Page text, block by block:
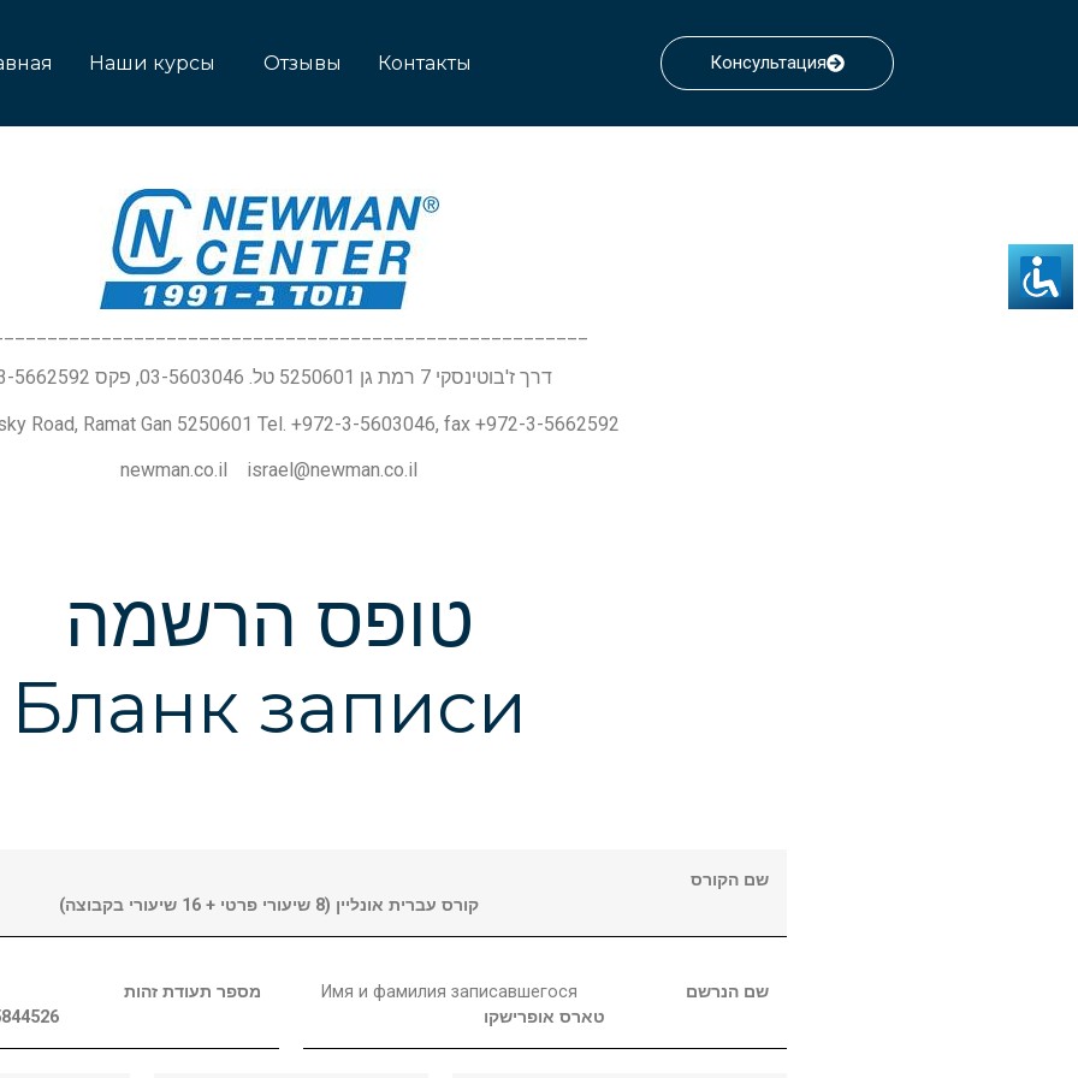
Наши курсы Отзывы Контакты Консультация
דרך ז'בוטינסקי 7 רמת גן 5250601 טל. 03-5603046, פקס 03-5662592
Road, Ramat Gan 5250601 Tel. +972-3-5603046, fax +972-3-5662592
newman.co.il israel@newman.co.il
טופס הרשמה
Бланк записи
שם הקורס
קורס עברית אונליין (8 שיעורי פרטי + 16 שיעורי בקבוצה)
מספר תעודת זהות
Имя и фамилия записавшегося
שם הנרשם
טארס אופרישקו